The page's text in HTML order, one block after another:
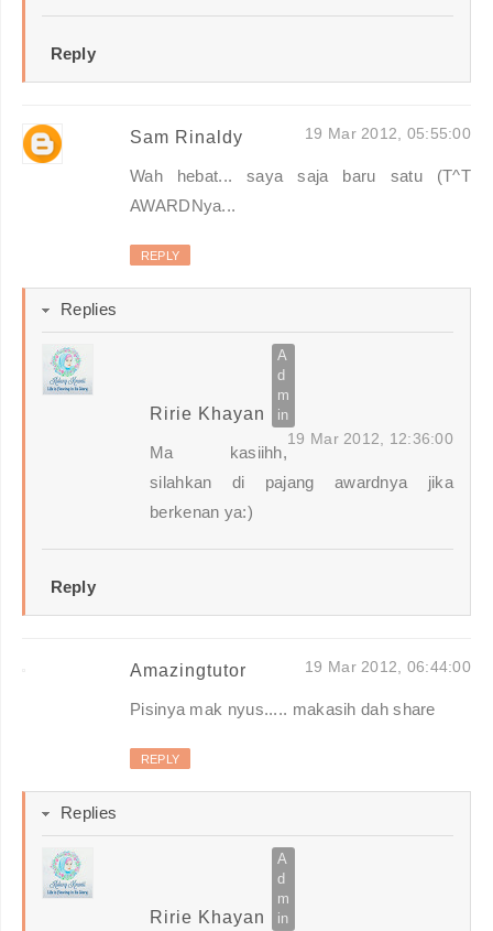
Reply
Sam Rinaldy 19 Mar 2012, 05:55:00
Wah hebat... saya saja baru satu (T^T
AWARDNya...
REPLY
Replies
Ririe Khayan
19 Mar 2012, 12:36:00
Ma kasiihh,
silahkan di pajang awardnya jika
berkenan ya:)
Reply
Amazingtutor 19 Mar 2012, 06:44:00
Pisinya mak nyus..... makasih dah share
REPLY
Replies
Ririe Khayan